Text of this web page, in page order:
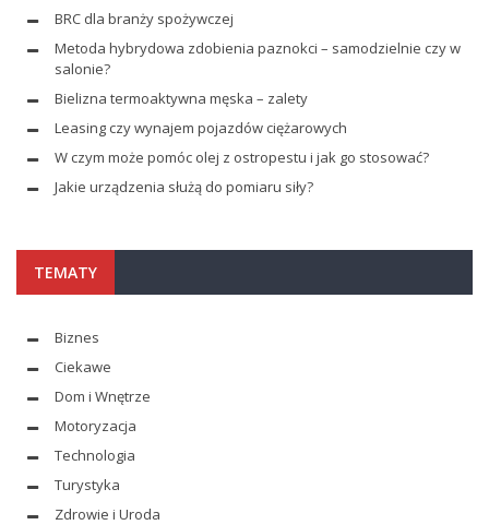
BRC dla branży spożywczej
Metoda hybrydowa zdobienia paznokci – samodzielnie czy w
salonie?
Bielizna termoaktywna męska – zalety
Leasing czy wynajem pojazdów ciężarowych
W czym może pomóc olej z ostropestu i jak go stosować?
Jakie urządzenia służą do pomiaru siły?
TEMATY
Biznes
Ciekawe
Dom i Wnętrze
Motoryzacja
Technologia
Turystyka
Zdrowie i Uroda